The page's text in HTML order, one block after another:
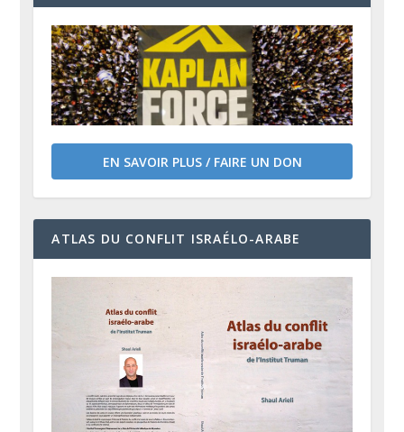
EN SAVOIR PLUS / FAIRE UN DON
ATLAS DU CONFLIT ISRAÉLO-ARABE